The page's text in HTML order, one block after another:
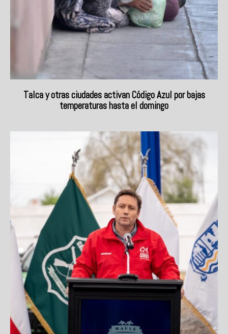
Talca y otras ciudades activan Código Azul por bajas
temperaturas hasta el domingo